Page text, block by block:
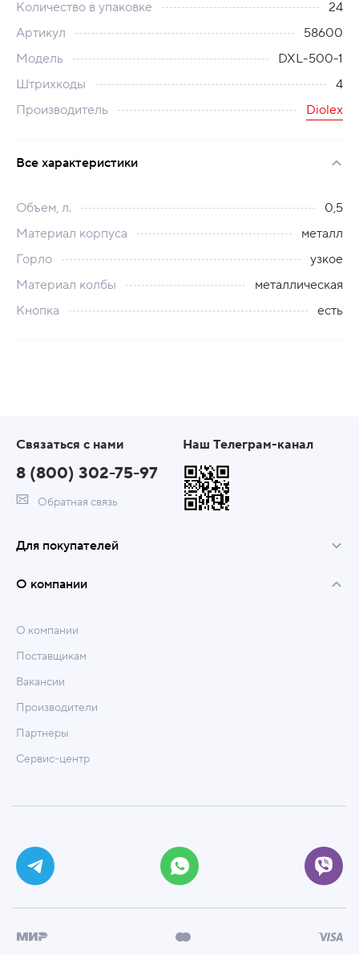
Количество в упаковке
24
Артикул
58600
Модель
DXL-500-1
Штрихкоды
4
Производитель
Diolex
Все характеристики
Объем, л.
0,5
Материал корпуса
металл
Горло
узкое
Материал колбы
металлическая
Кнопка
есть
Связаться с нами
8 (800) 302-75-97
Обратная связь
Наш Телеграм-канал
Для покупателей
О компании
О компании
Поставщикам
Вакансии
Производители
Партнеры
Сервис-центр